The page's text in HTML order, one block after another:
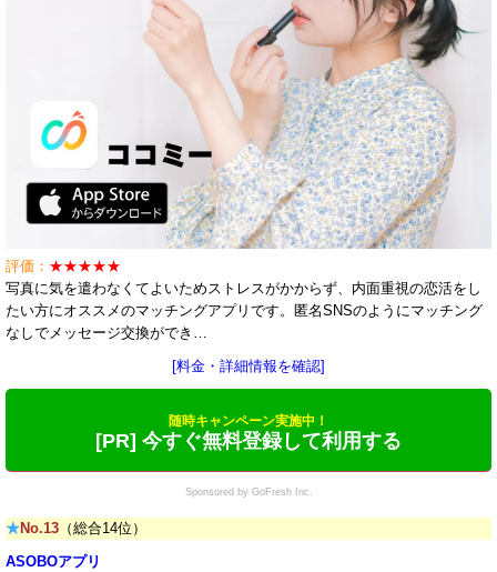
評価： ★★★★★
写真に気を遣わなくてよいためストレスがかからず、内面重視の恋活をし
たい方にオススメのマッチングアプリです。匿名SNSのようにマッチング
なしでメッセージ交換ができ…
[料金・詳細情報を確認]
随時キャンペーン実施中！
[PR] 今すぐ無料登録して利用する
Sponsored by GoFresh Inc.
★No.13 （総合14位）
ASOBOアプリ